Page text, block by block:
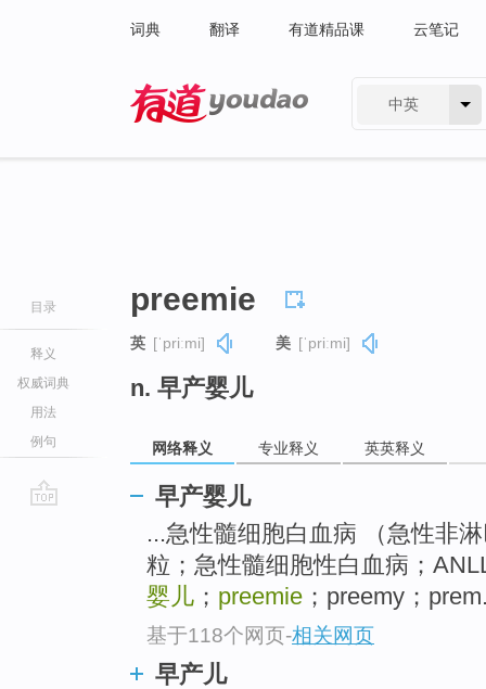
词典 翻译 有道精品课 云笔记
中英
目录
释义
权威词典
用法
例句
preemie
英 [ˈpriːmi] 美 [ˈpriːmi]
n. 早产婴儿
网络释义 专业释义 英英释义
早产婴儿
...急性髓细胞白血病 （急性非
粒；急性髓细胞性白血病；
婴儿 ； preemie ；preemy；
基于118个网页-相关网页
早产儿